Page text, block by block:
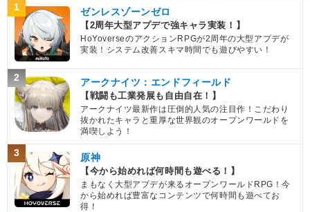
1 ゼンレスゾーンゼロ
【2周年大型アプデで強キャラ実装！】
HoYoverseのアクションRPGが2周年の大型アプデが
実装！システム改善スキマ時間でも遊びやすい！
2 アークナイツ：エンドフィールド
【戦闘も工業発展も自由自在！】
アークナイツ最新作は圧倒的人気の注目作！こだわり
抜かれたキャラと重厚な世界観のオープンワールドを
満喫しよう！
3 原神
【今から始めれば何時間も遊べる！】
まもなく大型アプデが来るオープンワールドRPG！今
から始めれば豊富なコンテンツで何時間も遊べてお
得！